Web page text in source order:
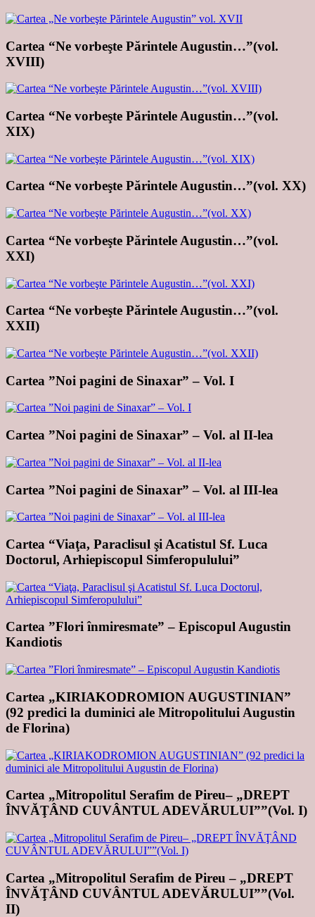
Cartea “Ne vorbeşte Părintele Augustin…”(vol.
XVIII)
Cartea “Ne vorbeşte Părintele Augustin…”(vol.
XIX)
Cartea “Ne vorbeşte Părintele Augustin…”(vol. XX)
Cartea “Ne vorbeşte Părintele Augustin…”(vol.
XXI)
Cartea “Ne vorbeşte Părintele Augustin…”(vol.
XXII)
Cartea ”Noi pagini de Sinaxar” – Vol. I
Cartea ”Noi pagini de Sinaxar” – Vol. al II-lea
Cartea ”Noi pagini de Sinaxar” – Vol. al III-lea
Cartea “Viaţa, Paraclisul şi Acatistul Sf. Luca
Doctorul, Arhiepiscopul Simferopulului”
Cartea ”Flori înmiresmate” – Episcopul Augustin
Kandiotis
Cartea „KIRIAKODROMION AUGUSTINIAN”
(92 predici la duminici ale Mitropolitului Augustin
de Florina)
Cartea „Mitropolitul Serafim de Pireu– „DREPT
ÎNVĂŢÂND CUVÂNTUL ADEVĂRULUI””(Vol. I)
Cartea „Mitropolitul Serafim de Pireu – „DREPT
ÎNVĂŢÂND CUVÂNTUL ADEVĂRULUI””(Vol.
II)